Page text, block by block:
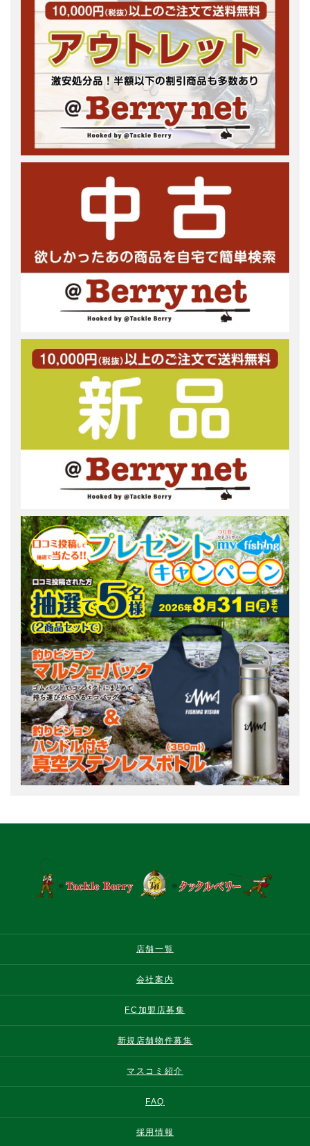
店舗一覧
会社案内
FC加盟店募集
新規店舗物件募集
マスコミ紹介
FAQ
採用情報